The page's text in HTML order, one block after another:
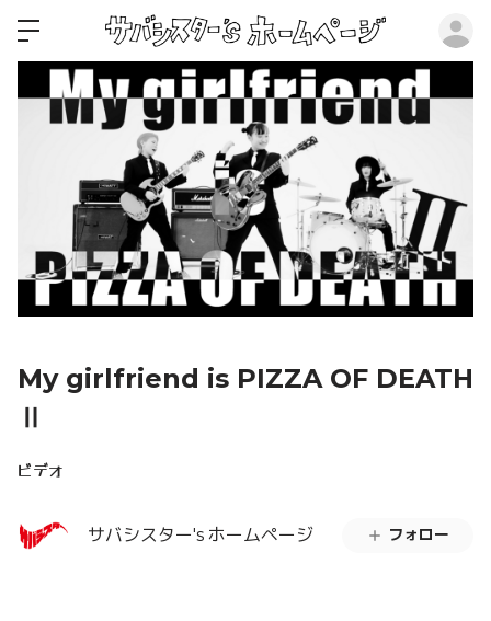
My girlfriend is PIZZA OF DEATH
Ⅱ
ビデオ
サバシスター's ホームページ フォロー